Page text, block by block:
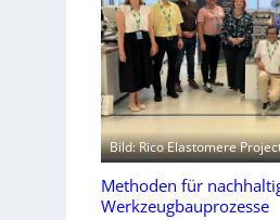
Bild: Rico Elastomere
Methoden für
Werkzeugbauprozesse